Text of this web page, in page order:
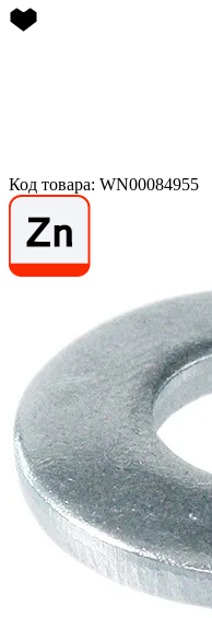
Код товара: WN00084955